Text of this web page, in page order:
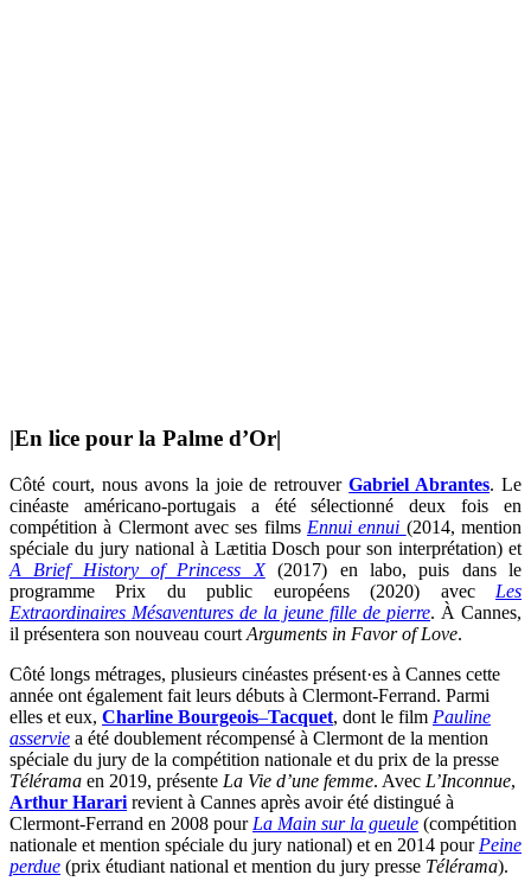
|En lice pour la Palme d’Or|
Côté court, nous avons la joie de retrouverGabriel Abrantes. Le
cinéaste américano-portugais a été sélectionné deux fois en
compétition à Clermont avec ses films Ennui ennui (2014, mention
spéciale du jury national à Lætitia Dosch pour son interprétation) et
A Brief History of Princess X(2017) en labo, puis dans le
programme Prix du public européens (2020) avec Les
Extraordinaires Mésaventures de la jeune fille de pierre. À Cannes,
il présentera son nouveau court Arguments in Favor of Love.
Côté longs métrages, plusieurs cinéastes présent·es à Cannes cette
année ont également fait leurs débuts à Clermont-Ferrand. Parmi
elles et eux, Charline Bourgeois–Tacquet, dont le film Pauline
asservie a été doublement récompensé à Clermont de la mention
spéciale du jury de la compétition nationale et du prix de la presse
Télérama en 2019, présente La Vie d’une femme. Avec L’Inconnue,
Arthur Harari revient à Cannes après avoir été distingué à
Clermont-Ferrand en 2008 pour La Main sur la gueule (compétition
nationale et mention spéciale du jury national) et en 2014 pour Peine
perdue (prix étudiant national et mention du jury presse Télérama).